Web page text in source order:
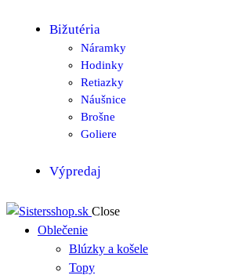
Bižutéria
Náramky
Hodinky
Retiazky
Náušnice
Brošne
Goliere
Výpredaj
Close
Oblečenie
Blúzky a košele
Topy